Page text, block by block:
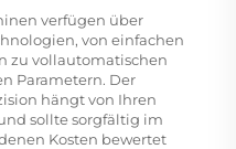
verfügen über
von einfachen
zu vollautomatischen
Parametern. Der
hängt von Ihren
sollte sorgfältig im
Kosten bewertet